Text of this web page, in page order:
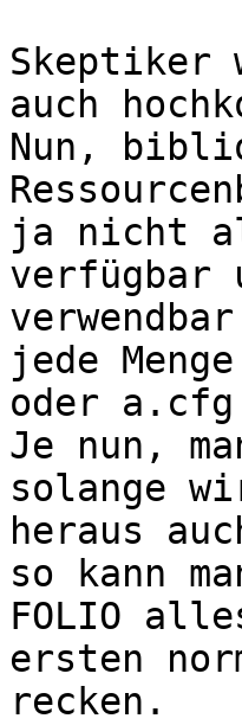
Skeptiker
auch
Nun,
ja nicht
verfügbar
jede
oder
Je nun,
solange
heraus
so kann
FOLIO
ersten
recken.